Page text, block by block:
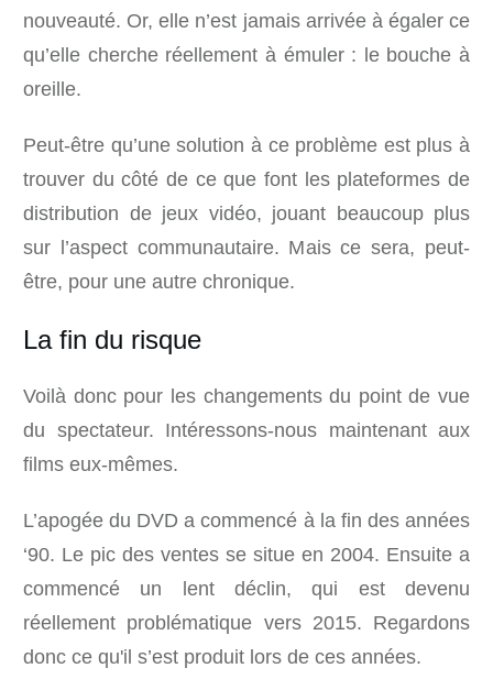
nouveauté. Or, elle n’est jamais arrivée à égaler ce
qu’elle cherche réellement à émuler : le bouche à
oreille.
Peut-être qu’une solution à ce problème est plus à
trouver du côté de ce que font les plateformes de
distribution de jeux vidéo, jouant beaucoup plus
sur l’aspect communautaire. Mais ce sera, peut-
être, pour une autre chronique.
La fin du risque
Voilà donc pour les changements du point de vue
du spectateur. Intéressons-nous maintenant aux
films eux-mêmes.
L’apogée du DVD a commencé à la fin des années
‘90. Le pic des ventes se situe en 2004. Ensuite a
commencé un lent déclin, qui est devenu
réellement problématique vers 2015. Regardons
donc ce qu'il s’est produit lors de ces années.